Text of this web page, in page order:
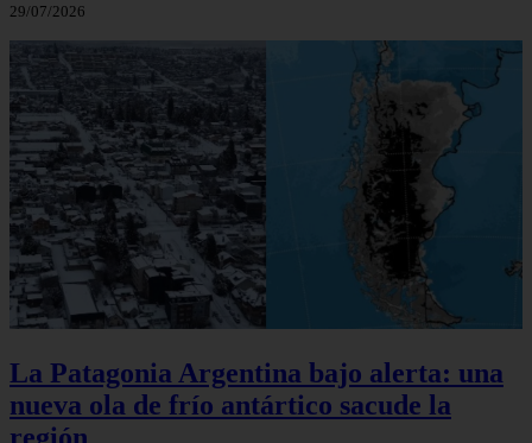
29/07/2026
La Patagonia Argentina bajo alerta: una
nueva ola de frío antártico sacude la